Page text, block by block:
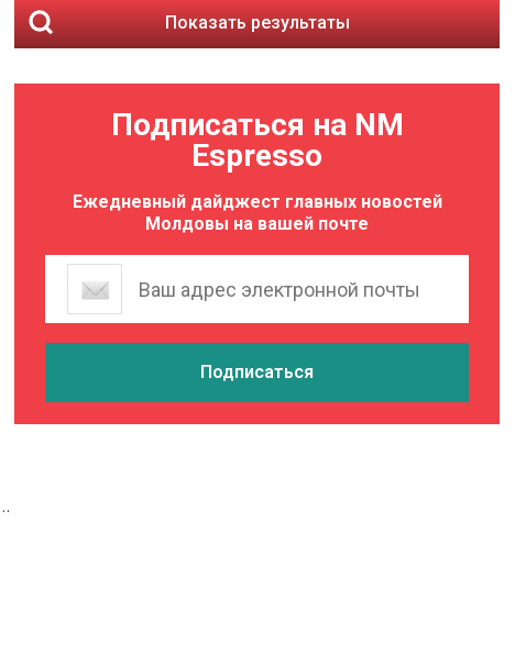
Показать результаты
Подписаться на NM
Espresso
Ежедневный дайджест главных новостей
Молдовы на вашей почте